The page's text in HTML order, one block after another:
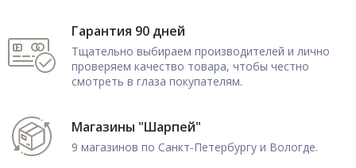
Гарантия 90 дней
Тщательно выбираем производителей и лично
проверяем качество товара, чтобы честно
смотреть в глаза покупателям.
Магазины "Шарпей"
9 магазинов по Санкт-Петербургу и Вологде.